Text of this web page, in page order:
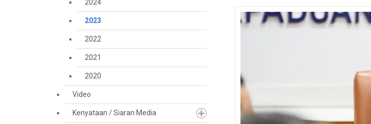
2024
2023
2022
2021
2020
Video
Kenyataan / Siaran Media